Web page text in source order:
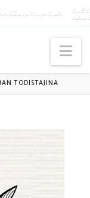
TODISTAJINA